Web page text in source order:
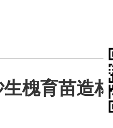
槐育苗造林